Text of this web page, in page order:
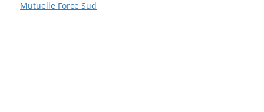
Mutuelle Force Sud